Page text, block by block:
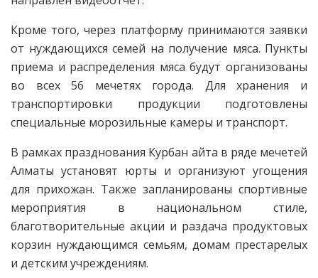
Кроме того, через платформу принимаются заявки
от нуждающихся семей на получение мяса. Пункты
приема и распределения мяса будут организованы
во всех 56 мечетях города. Для хранения и
транспортировки продукции подготовлены
специальные морозильные камеры и транспорт.
В рамках празднования Курбан айта в ряде мечетей
Алматы установят юрты и организуют угощения
для прихожан. Также запланированы спортивные
мероприятия в национальном стиле,
благотворительные акции и раздача продуктовых
корзин нуждающимся семьям, домам престарелых
и детским учреждениям.